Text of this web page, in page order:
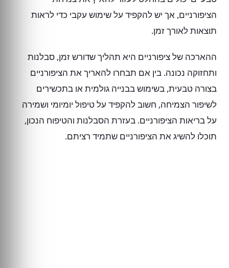
הציפורניים, אך יש להקפיד על שימוש עקבי כדי לראות
תוצאות לאורך זמן.
ההארכה של ציפורניים היא תהליך שדורש זמן, סבלנות
ותחזוקה נכונה. בין אם תבחרו להאריך את הציפורניים
בצורה טבעית, בשימוש בבנייה גולמית או בתכשירים
לשיפור הצמיחה, חשוב להקפיד על טיפול יומיומי ושמירה
על בריאות הציפורניים. בעזרת הסבלנות והטיפוח הנכון,
תוכלו להשיג את הציפורניים שתמיד רציתם.